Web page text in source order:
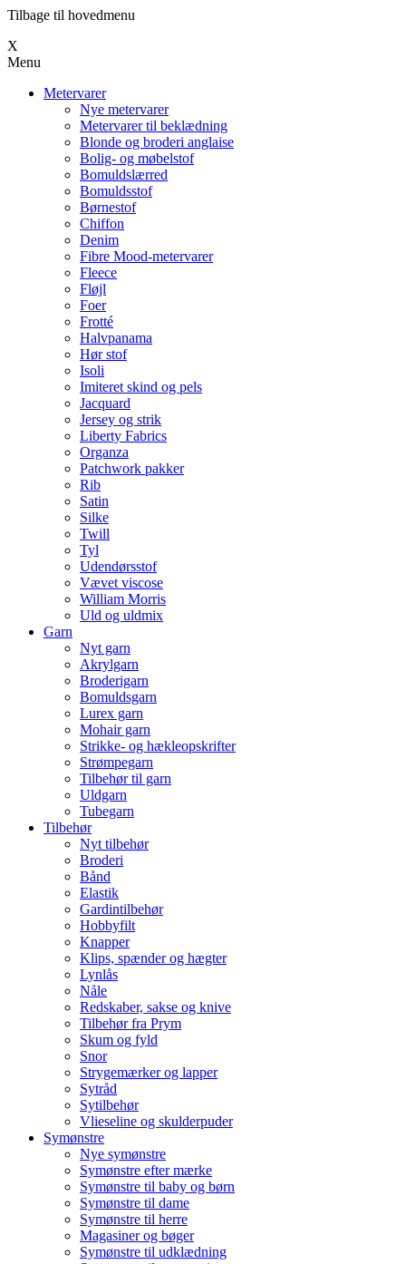
Tilbage til hovedmenu
Х
Menu
Metervarer
Nye metervarer
Metervarer til beklædning
Blonde og broderi anglaise
Bolig- og møbelstof
Bomuldslærred
Bomuldsstof
Børnestof
Chiffon
Denim
Fibre Mood-metervarer
Fleece
Fløjl
Foer
Frotté
Halvpanama
Hør stof
Isoli
Imiteret skind og pels
Jacquard
Jersey og strik
Liberty Fabrics
Organza
Patchwork pakker
Rib
Satin
Silke
Twill
Tyl
Udendørsstof
Vævet viscose
William Morris
Uld og uldmix
Garn
Nyt garn
Akrylgarn
Broderigarn
Bomuldsgarn
Lurex garn
Mohair garn
Strikke- og hækleopskrifter
Strømpegarn
Tilbehør til garn
Uldgarn
Tubegarn
Tilbehør
Nyt tilbehør
Broderi
Bånd
Elastik
Gardintilbehør
Hobbyfilt
Knapper
Klips, spænder og hægter
Lynlås
Nåle
Redskaber, sakse og knive
Tilbehør fra Prym
Skum og fyld
Snor
Strygemærker og lapper
Sytråd
Sytilbehør
Vlieseline og skulderpuder
Symønstre
Nye symønstre
Symønstre efter mærke
Symønstre til baby og børn
Symønstre til dame
Symønstre til herre
Magasiner og bøger
Symønstre til udklædning